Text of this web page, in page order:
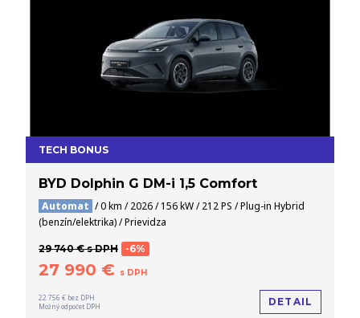
TECH BONUS
BYD Dolphin G DM-i 1,5 Comfort
Automat / 0 km / 2026 / 156 kW / 212 PS / Plug-in Hybrid
(benzín/elektrika) / Prievidza
29 740 € s DPH -6%
27 990 € s DPH
22 756 € bez DPH
Možný odpočet DPH
DETAIL